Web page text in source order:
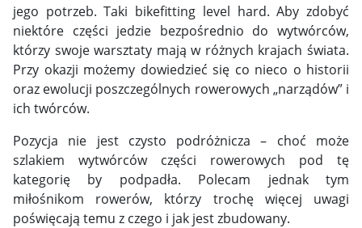
jego potrzeb. Taki bikefitting level hard. Aby zdobyć
niektóre części jedzie bezpośrednio do wytwórców,
którzy swoje warsztaty mają w różnych krajach świata.
Przy okazji możemy dowiedzieć się co nieco o historii
oraz ewolucji poszczególnych rowerowych „narządów” i
ich twórców.
Pozycja nie jest czysto podróżnicza – choć może
szlakiem wytwórców części rowerowych pod tę
kategorię by podpadła. Polecam jednak tym
miłośnikom rowerów, którzy trochę więcej uwagi
poświęcają temu z czego i jak jest zbudowany.